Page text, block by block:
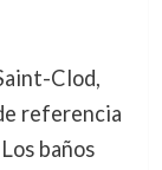
Clod,
referencia
baños